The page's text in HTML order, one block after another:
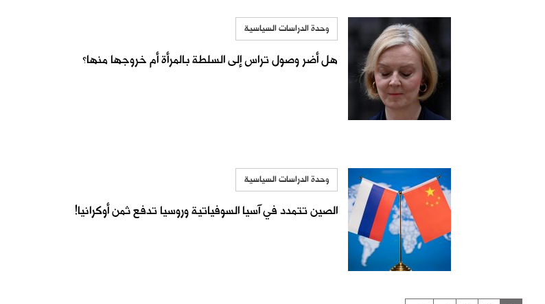
وحدة الدراسات السياسية
هل أضر وصول تراس إلى السلطة بالمرأة أم خروجها منها؟
وحدة الدراسات السياسية
الصين تتمدد في آسيا السوفياتية وروسيا تدفع ثمن أوكرانيا!